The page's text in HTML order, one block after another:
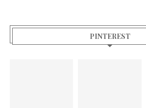
PINTEREST